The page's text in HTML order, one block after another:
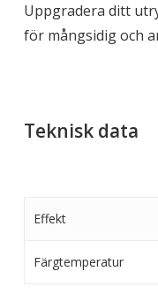
Uppgradera ditt
för mångsidig och
Teknisk data
Effekt
Färgtemperatur